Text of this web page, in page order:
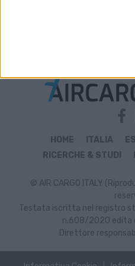
HOME ITALIA
RICERCHE & STUDI
© AIR CARGO ITALY
Testata iscritta nel registro
n.608/2020 edita
Direttore